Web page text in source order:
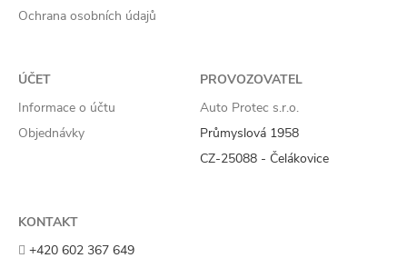
Ochrana osobních údajů
ÚČET
Informace o účtu
Objednávky
PROVOZOVATEL
Auto Protec s.r.o.
Průmyslová 1958
CZ-25088 - Čelákovice
KONTAKT
+420 602 367 649